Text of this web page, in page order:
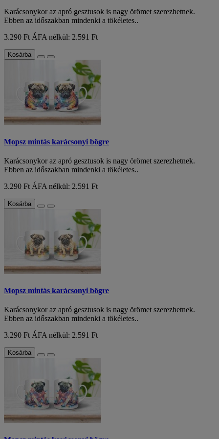
Karácsonykor az apró gesztusok is nagy örömet szerezhetnek.
Ebben az időszakban mindenki a tökéletes..
3.290 Ft ÁFA nélkül: 2.591 Ft
Kosárba
Mopsz mintás karácsonyi bögre
Karácsonykor az apró gesztusok is nagy örömet szerezhetnek.
Ebben az időszakban mindenki a tökéletes..
3.290 Ft ÁFA nélkül: 2.591 Ft
Kosárba
Mopsz mintás karácsonyi bögre
Karácsonykor az apró gesztusok is nagy örömet szerezhetnek.
Ebben az időszakban mindenki a tökéletes..
3.290 FtÁFA nélkül: 2.591 Ft
Kosárba